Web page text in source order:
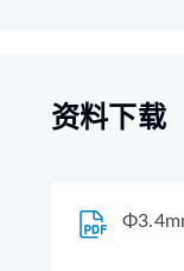
资料下载